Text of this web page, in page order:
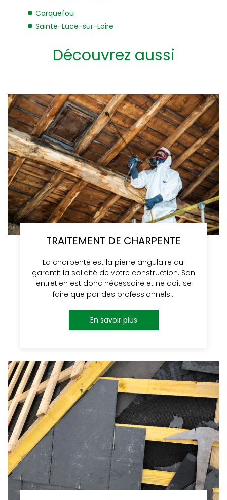
Carquefou
Sainte-Luce-sur-Loire
Découvrez aussi
TRAITEMENT DE CHARPENTE
La charpente est la pierre angulaire qui
garantit la solidité de votre construction. Son
entretien est donc nécessaire et ne doit se
faire que par des professionnels…
En savoir plus